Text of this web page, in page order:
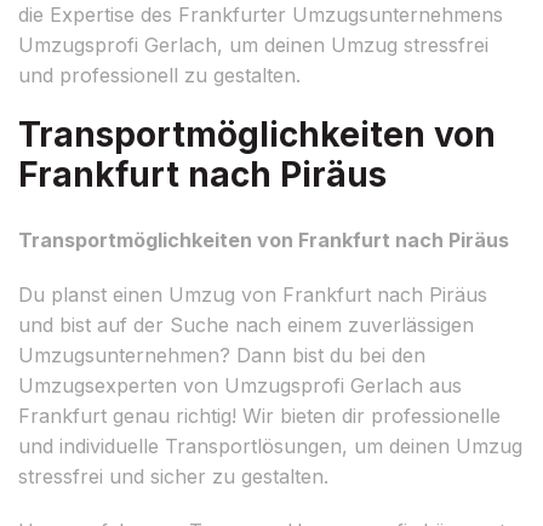
die Expertise des Frankfurter Umzugsunternehmens
Umzugsprofi Gerlach, um deinen Umzug stressfrei
und professionell zu gestalten.
Transportmöglichkeiten von
Frankfurt nach Piräus
Transportmöglichkeiten von Frankfurt nach Piräus
Du planst einen Umzug von Frankfurt nach Piräus
und bist auf der Suche nach einem zuverlässigen
Umzugsunternehmen? Dann bist du bei den
Umzugsexperten von Umzugsprofi Gerlach aus
Frankfurt genau richtig! Wir bieten dir professionelle
und individuelle Transportlösungen, um deinen Umzug
stressfrei und sicher zu gestalten.